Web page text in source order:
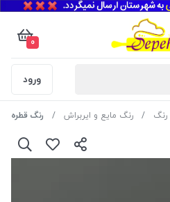
0
ورود
رنگ رنگ مایع و ایربراش رنگ قطره ای